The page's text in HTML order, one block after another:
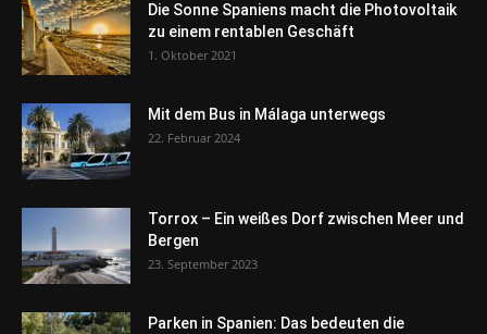
Die Sonne Spaniens macht die Photovoltaik
zu einem rentablen Geschäft
1. Oktober 2021
Mit dem Bus in Málaga unterwegs
22. Februar 2024
Torrox – Ein weißes Dorf zwischen Meer und
Bergen
23. September 2023
Parken in Spanien: Das bedeuten die